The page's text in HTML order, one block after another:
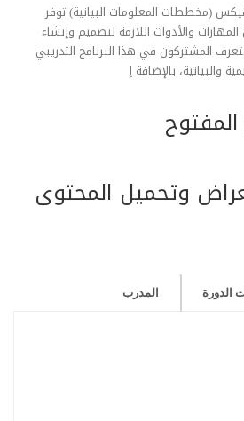
(مخططات المعلومات البيانية) توفر
والأدوات اللازمة لتصميم وإنشاء
المشتركون في هذا البرنامج التدريبي
والبيانية، بالإضافة إ
وتحميل المحتوى
الدورة المدرب